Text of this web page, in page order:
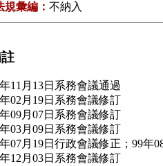
規彙編： 不納入
11月13日系務會議通過
02月19日系務會議修訂
09月07日系務會議修訂
03月09日系務會議修訂
07月19日行政會議修正；99年
12月03日系務會議修訂